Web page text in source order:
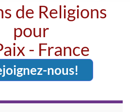
de Religions
pour
- France
nous!